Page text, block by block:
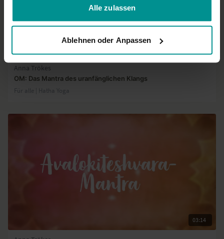
Alle zulassen
Ablehnen oder Anpassen
Anna Trökes
OM: Das Mantra des uranfänglichen Klangs
Für alle | Hatha Yoga
03:14